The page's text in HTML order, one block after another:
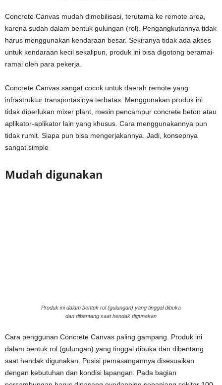
Concrete Canvas mudah dimobilisasi, terutama ke remote area,
karena sudah dalam bentuk gulungan (rol). Pengangkutannya tidak
harus menggunakan kendaraan besar. Sekiranya tidak ada akses
untuk kendaraan kecil sekalipun, produk ini bisa digotong beramai-
ramai oleh para pekerja.
Concrete Canvas sangat cocok untuk daerah remote yang
infrastruktur transportasinya terbatas. Menggunakan produk ini
tidak diperlukan mixer plant, mesin pencampur concrete beton atau
aplikator-aplikator lain yang khusus. Cara menggunakannya pun
tidak rumit. Siapa pun bisa mengerjakannya. Jadi, konsepnya
sangat simple
Mudah digunakan
Produk ini dalam bentuk rol (gulungan) yang tinggal dibuka
dan dibentang saat hendak digunakan
Cara penggunan Concrete Canvas paling gampang. Produk ini
dalam bentuk rol (gulungan) yang tinggal dibuka dan dibentang
saat hendak digunakan. Posisi pemasangannya disesuaikan
dengan kebutuhan dan kondisi lapangan. Pada bagian